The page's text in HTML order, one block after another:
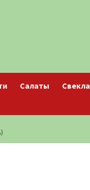
Салаты Свекла